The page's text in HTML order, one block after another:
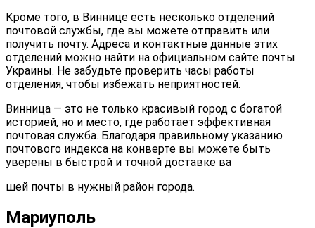
Кроме того, в Виннице есть несколько отделений
почтовой службы, где вы можете отправить или
получить почту. Адреса и контактные данные этих
отделений можно найти на официальном сайте почты
Украины. Не забудьте проверить часы работы
отделения, чтобы избежать неприятностей.
Винница — это не только красивый город с богатой
историей, но и место, где работает эффективная
почтовая служба. Благодаря правильному указанию
почтового индекса на конверте вы можете быть
уверены в быстрой и точной доставке ва
шей почты в нужный район города.
Мариуполь